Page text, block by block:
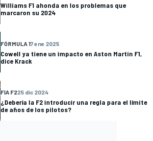
Williams F1 ahonda en los problemas que
marcaron su 2024
FÓRMULA 17 ene 2025
Cowell ya tiene un impacto en Aston Martin F1,
dice Krack
FIA F225 dic 2024
¿Debería la F2 introducir una regla para el límite
de años de los pilotos?